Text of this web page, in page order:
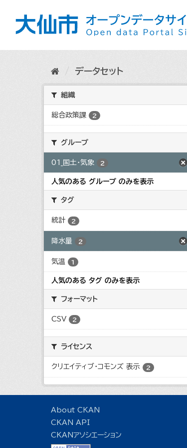
データセット
組織
総合政策課 2
グループ
01_国土・気象 2
人気のある グループ のみを表示
タグ
統計 2
降水量 2
気温 1
人気のある タグ のみを表示
フォーマット
CSV 2
ライセンス
クリエイティブ・コモンズ 表示 2
About CKAN
CKAN API
CKANアソシエーション